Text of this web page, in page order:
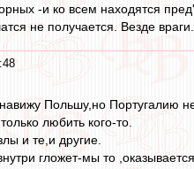
-и ко всем находятся
не получается. Везде враги.
Польшу,но Португалию
любить кого-то.
и те,и другие.
гложет-мы то